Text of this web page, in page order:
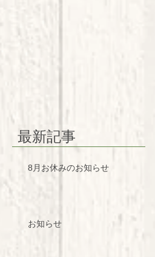
最新記事
8月お休みのお知らせ
お知らせ